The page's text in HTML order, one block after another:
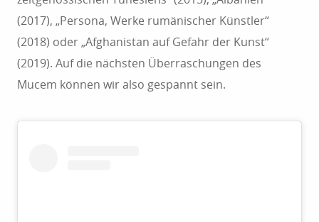
(2017), „Persona, Werke rumänischer Künstler“
(2018) oder „Afghanistan auf Gefahr der Kunst“
(2019). Auf die nächsten Überraschungen des
Mucem können wir also gespannt sein.